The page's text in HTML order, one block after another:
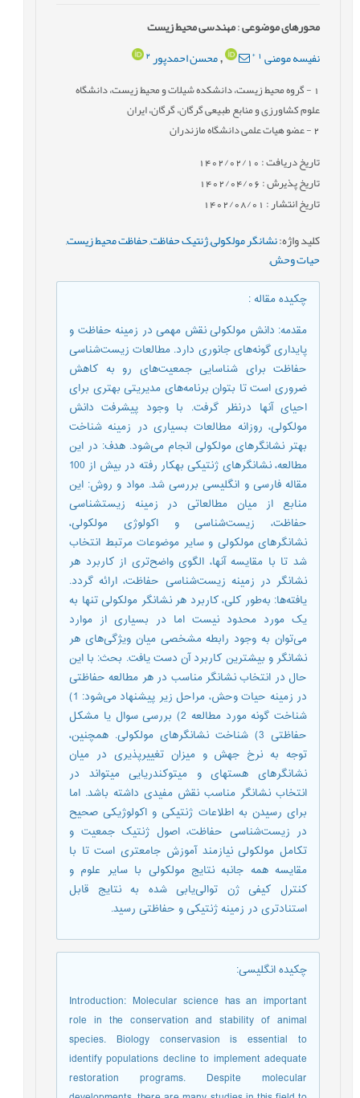
محورهای موضوعی:مهندسی محیط زیست
نفیسه مومنی *
,محسن احمدپور 2
- گروه محیط زیست، دانشکده شیلات و محیط زیست، دانشگاه
علوم کشاورزی و منابع طبیعی گرگان، گرگان، ایران
2- عضو هیات علمی دانشگاه مازندران
تاریخ دریافت : 1402/02/10
تاریخ پذیرش : 1402/04/06
تاریخ انتشار : 1402/08/01
کلید واژه:نشانگر مولکولی,ژنتیک حفاظت,حفاظت محیط زیست,
حیات وحش,
چکیده مقاله:
مقدمه: دانش مولکولی نقش مهمی در زمینه حفاظت و
پایداری گونه‌های جانوری دارد. مطالعات زیست‌شناسی
حفاظت برای شناسایی جمعیت‌های رو به کاهش
ضروری است تا بتوان برنامه‌های مدیریتی بهتری برای
احیای آنها درنظر گرفت. با وجود پیشرفت دانش
مولکولی، روزانه مطالعات بسیاری در زمینه شناخت
بهتر نشانگر‌های مولکولی انجام می‌شود. هدف: در این
مطالعه، نشانگر‎های ژنتیکی به‎کار رفته در بیش از 100
مقاله فارسی و انگلیسی بررسی شد. مواد و روش: این
منابع از میان مطالعاتی در زمینه زیست‎شناسی
حفاظت، زیست‌شناسی و اکولوژی مولکولی،
نشانگر‌های مولکولی و سایر موضوعات مرتبط انتخاب
شد تا با مقایسه آنها، الگوی واضح‌تری از کاربرد هر
نشانگر در زمینه زیست‌شناسی حفاظت، ارائه گردد.
یافته‌ها: به‌طور کلی، کاربرد هر نشانگر مولکولی تنها به
یک مورد محدود نیست اما در بسیاری از موارد
می‌توان به وجود رابطه مشخصی میان ویژگی‌های هر
نشانگر و بیشترین کاربرد آن دست یافت. بحث: با این
حال در انتخاب نشانگر مناسب در هر مطالعه حفاظتی
در زمینه حیات وحش، مراحل زیر پیشنهاد می‌شود: 1)
شناخت گونه مورد مطالعه 2) بررسی سوال یا مشکل
حفاظتی 3) شناخت نشانگرهای مولکولی. همچنین،
توجه به نرخ جهش و میزان تغییرپذیری در میان
نشانگر‎های هسته‎ای و میتوکندریایی می‎تواند در
انتخاب نشانگر مناسب نقش مفیدی داشته باشد. اما
برای رسیدن به اطلاعات ژنتیکی و اکولوژیکی صحیح
در زیست‌شناسی حفاظت، اصول ژنتیک جمعیت و
تکامل مولکولی نیازمند آموزش جامع‎تری است تا با
مقایسه همه جانبه نتایج مولکولی با سایر علوم و
کنترل کیفی ژن توالی‌یابی شده به نتایج قابل
استناد‌تری در زمینه ژنتیکی و حفاظتی رسید.
چکیده انگلیسی:
Introduction: Molecular science has an important
role in the conservation and stability of animal
species. Biology conservasion is essential to
identify populations decline to implement adequate
restoration programs. Despite molecular